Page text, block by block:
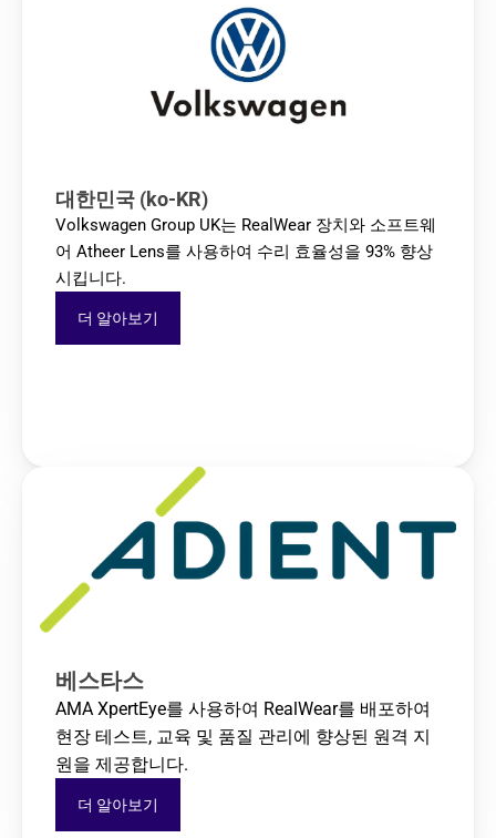
대한민국 (ko-KR)
Volkswagen Group UK는 RealWear 장치와 소프트웨
어 Atheer Lens를 사용하여 수리 효율성을 93% 향상
시킵니다.
더 알아보기
베스타스
AMA XpertEye를 사용하여 RealWear를 배포하여
현장 테스트, 교육 및 품질 관리에 향상된 원격 지
원을 제공합니다.
더 알아보기